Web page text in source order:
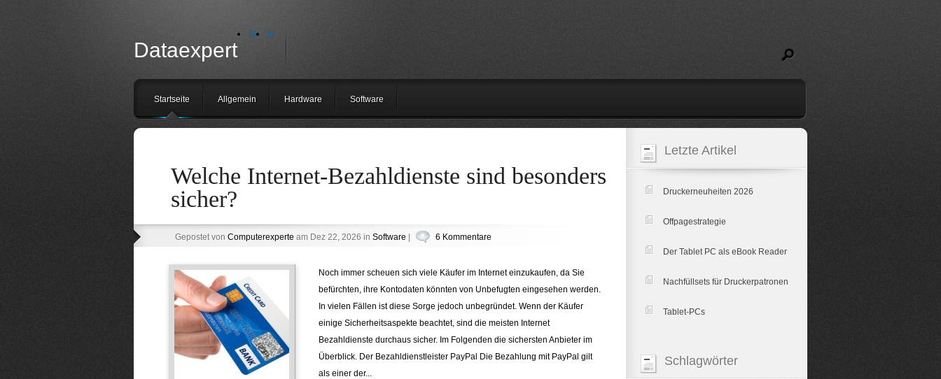
Dataexpert
el pt
Startseite Allgemein Hardware Software
Welche Internet-Bezahldienste sind besonders
sicher?
Gepostet von Computerexperte am Dez 22, 2026 in Software 6 Kommentare
Noch immer scheuen sich viele Käufer im Internet einzukaufen, da Sie
befürchten, ihre Kontodaten könnten von Unbefugten eingesehen werden.
In vielen Fällen ist diese Sorge jedoch unbegründet. Wenn der Käufer
einige Sicherheitsaspekte beachtet, sind die meisten Internet
Bezahldienste durchaus sicher. Im Folgenden die sichersten Anbieter im
Überblick. Der Bezahldienstleister PayPal Die Bezahlung mit PayPal gilt
als einer der...
Letzte Artikel
Druckerneuheiten 2026
Offpagestrategie
Der Tablet PC als eBook Reader
Nachfüllsets für Druckerpatronen
Tablet-PCs
Schlagwörter